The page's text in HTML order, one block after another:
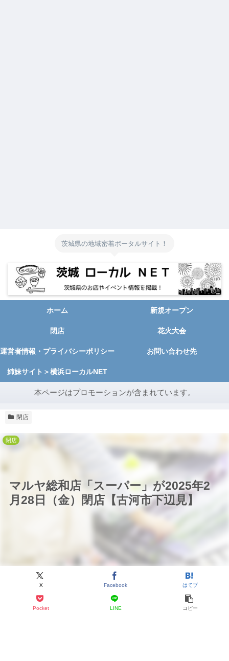
茨城県の地域密着ポータルサイト！
ホーム 新規オープン
閉店 花火大会
運営者情報・プライバシーポリシー お問い合わせ先
姉妹サイト＞横浜ローカルNET
本ページはプロモーションが含まれています。
閉店
マルヤ総和店「スーパー」が2025年2
月28日（金）閉店【古河市下辺見】
閉店
X Facebook はてブ
Pocket LINE コピー